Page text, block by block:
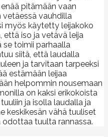
pitämään vaan
vetäessä vauhdilla
myös käytetty leijakoko
että iso ja vetävä leija
toimii parhaalla
siitä, että laudalla
ja tarvitaan tarpeeksi
estämään leijaa
helpommin nousemaan
on kaksi erikokoista
ja isolla laudalla ja
keskikesän vähä tuuliset
tuulta rannassa.